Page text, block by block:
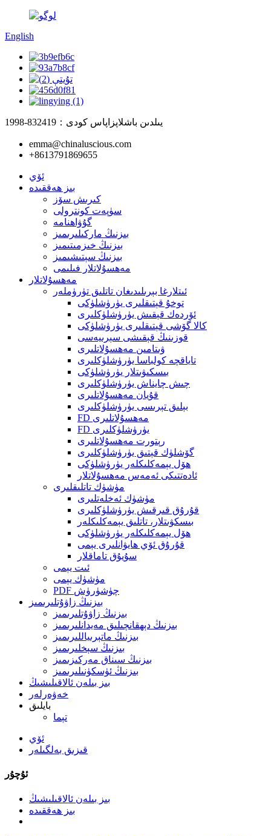
English
1998-يىلدىن باشلاپزاپاس كودى：832419
emma@chinaluscious.com
+8613791869655
ئۆي
بىز ھەققىدە
كىرىش سۆز
سۈپەت كونترولى
گۇۋاھنامە
بىزنىڭ ماركىلىرىمىز
بىزنىڭ خىزمىتىمىز
بىزنىڭ سېتىشىمىز
مەھسۇلاتلار فىلىمى
مەھسۇلاتلار
ئىتلارغا بېرىلىدىغان تاتلىق تۈرۈملەر
توخۇ قېتىقلىرى يۈرۈشلۈكى
ئۆردەك قېقىش يۈرۈشلۈكلىرى
كالا گۆشى قېتىقلىرى يۈرۈشلۈكى
قوزىنىڭ قېقىشى سېرىيەسى
ۋىتامىن مەھسۇلاتلىرى
تاياقچە كولباسا يۈرۈشلۈكلىرى
بىسكىۋىتلار يۈرۈشلۈكى
چىش چايناش يۈرۈشلۈكلىرى
قۇيان مەھسۇلاتلىرى
بېلىق تېرىسى يۈرۈشلۈكلىرى
FD مەھسۇلاتلىرى
FD يۈرۈشلۈكلىرى
رېتورت مەھسۇلاتلىرى
گۆشلۈك قېتىق يۈرۈشلۈكلىرى
ھۆل يېمەكلىكلەر يۈرۈشلۈكى
ئادەتتىكى ئەمەس مەھسۇلاتلار
مۈشۈك تاتلىقلىرى
مۈشۈك ئەخلەتلىرى
قۇرۇق قىرقىش يۈرۈشلۈكلىرى
بىسكۋىتلار، تاتلىق يېمەكلىكلەر
ھۆل يېمەكلىكلەر يۈرۈشلۈكى
قۇرۇق ئۆي ھايۋانلىرى يېمى
سۇيۇق تاماقلار
ئىت يېمى
مۈشۈك يېمى
PDF چۈشۈرۈش
بىزنىڭ زاۋۇتلىرىمىز
بىزنىڭ زاۋۇتلىرىمىز
بىزنىڭ دېھقانچىلىق مەيدانلىرىمىز
بىزنىڭ ماتېرىياللىرىمىز
بىزنىڭ سېخلىرىمىز
بىزنىڭ سىناق مەركىزىمىز
بىزنىڭ ئۈسكۈنىلىرىمىز
بىز بىلەن ئالاقىلىشىڭ
خەۋەرلەر
بايلىق
تېما
ئۆي
قىزىق بەلگىلەر
ئۇچۇر
بىز بىلەن ئالاقىلىشىڭ
بىز ھەققىدە